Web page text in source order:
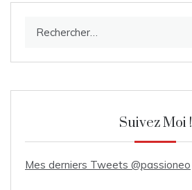
Suivez Moi !
Mes derniers Tweets @passioneo